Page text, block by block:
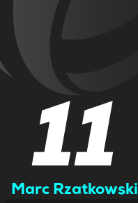
11
Marc Rzatkowski